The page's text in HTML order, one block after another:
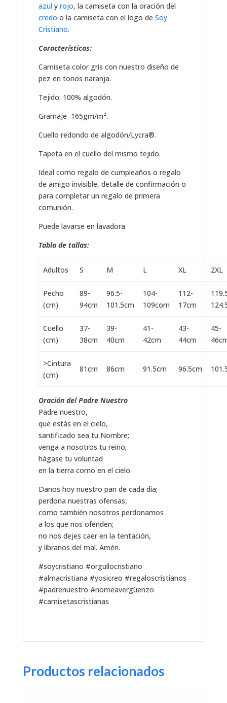
azuly rojo, la camiseta con la oración del
credo o la camiseta con el logo de Soy
Cristiano.
Características:
Camiseta color gris con nuestro diseño de
pez en tonos naranja.
Tejido: 100% algodón.
Gramaje 165gm/m².
Cuello redondo de algodón/Lycra®.
Tapeta en el cuello del mismo tejido.
Ideal como regalo de cumpleaños o regalo
de amigo invisible, detalle de confirmación o
para completar un regalo de primera
comunión.
Puede lavarse en lavadora
Tabla de tallas:
Adultos S M L XL 2XL
Pecho
(cm)
89-
94cm
96.5-
101.5cm
104-
109com
112-
17cm
Cuello
(cm)
37-
38cm
39-
40cm
41-
42cm
43-
44cm
45-
>Cintura
(cm)
81cm 86cm 91.5cm 96.5cm
Oración del Padre Nuestro
Padre nuestro,
que estás en el cielo,
santificado sea tu Nombre;
venga a nosotros tu reino;
hágase tu voluntad
en la tierra como en el cielo.
Danos hoy nuestro pan de cada día;
perdona nuestras ofensas,
como también nosotros perdonamos
a los que nos ofenden;
no nos dejes caer en la tentación,
y líbranos del mal. Amén.
#soycristiano #orgullocristiano
#almacristiana #yosicreo #regaloscristianos
#padrenuestro #nomeavergüenzo
#camisetascristianas
Productos relacionados